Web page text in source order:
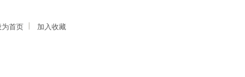
为首页 加入收藏